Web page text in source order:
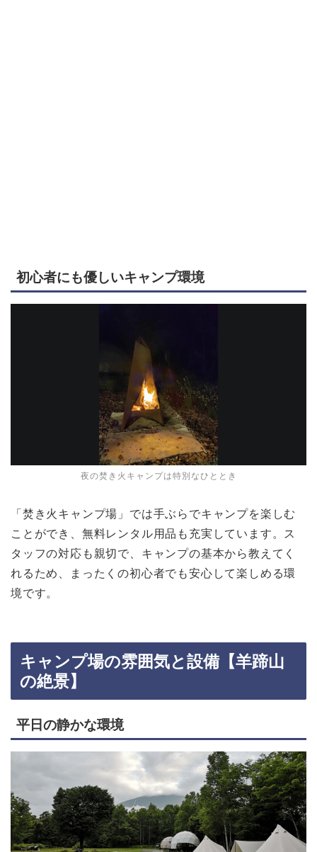
初心者にも優しいキャンプ環境
夜の焚き火キャンプは特別なひととき
「焚き火キャンプ場」では手ぶらでキャンプを楽しむ
ことができ、無料レンタル用品も充実しています。ス
タッフの対応も親切で、キャンプの基本から教えてく
れるため、まったくの初心者でも安心して楽しめる環
境です。
キャンプ場の雰囲気と設備【羊蹄山
の絶景】
平日の静かな環境